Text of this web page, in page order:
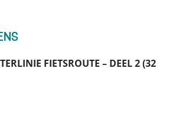
FIETSROUTE – DEEL 2 (32